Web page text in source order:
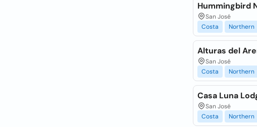
Hummingbird
San José
Costa
Northern
Alturas del
San José
Costa
Northern
Casa Luna
San José
Costa
Northern